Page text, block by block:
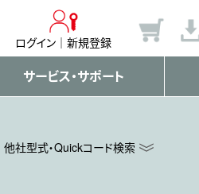
ログイン 新規登録
サービス・サポート
他社型式・Quickコード検索